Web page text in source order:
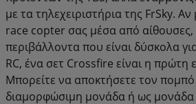
με τα τηλεχειριστήρια της FrSky. Αν
race copter σας μέσα από αίθουσες,
περιβάλλοντα που είναι δύσκολα
RC, ένα σετ Crossfire είναι η πρώτη
Μπορείτε να αποκτήσετε τον
διαμορφώσιμη μονάδα ή ως μονάδα